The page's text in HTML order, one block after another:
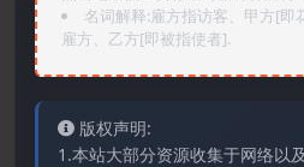
名词解释:雇方指访客、甲方[即
雇方、乙方[即被指使者].
版权声明:
1.本站大部分资源收集于网络以